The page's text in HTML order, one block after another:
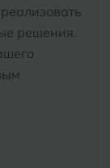
решения.